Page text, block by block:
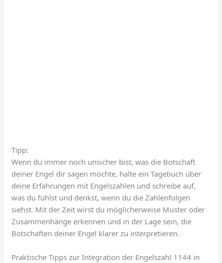
Tipp:
Wenn du immer noch unsicher bist, was die Botschaft
deiner Engel dir sagen möchte, halte ein Tagebuch über
deine Erfahrungen mit Engelszahlen und schreibe auf,
was du fühlst und denkst, wenn du die Zahlenfolgen
siehst. Mit der Zeit wirst du möglicherweise Muster oder
Zusammenhänge erkennen und in der Lage sein, die
Botschaften deiner Engel klarer zu interpretieren.
Praktische Tipps zur Integration der Engelszahl 1144 in